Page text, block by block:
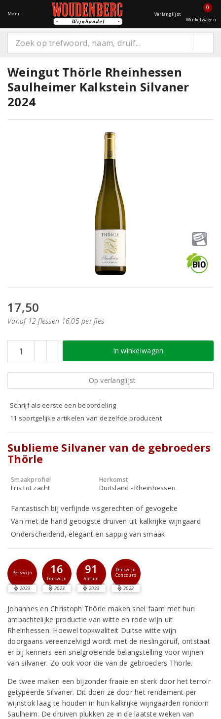
Menu Verlanglijst
0
Winkelwagen
Weingut Thörle Rheinhessen
Saulheimer Kalkstein Silvaner
2024
17,50
Vanaf 12 flessen 16,05 per fles
In winkelwagen
Op verlanglijst
Schrijf als eerste een beoordeling
11 soortgelijke artikelen van dezelfde producent
Sublieme Silvaner van de gebroeders
Thörle
Smaakprofiel
Fris tot zacht
Herkomst
Duitsland - Rheinhessen
Fantastisch bij verfijnde visgerechten of gevogelte
Van met de hand geoogste druiven uit kalkrijke wijngaard
Onderscheidend, elegant en sappig van smaak
Perswijn
2023
16
Perswijn
2023
91
Vinum
2023
Perswijn
Concours
2022
Johannes en Christoph Thörle maken snel faam met hun
ambachtelijke productie van witte en rode wijn uit
Rheinhessen. Hoewel topkwaliteit Duitse witte wijn
doorgaans vereenzelvigd wordt met de rieslingdruif, ontstaat
er bij kenners een snelgroeiende belangstelling voor wijnen
van silvaner. Zo ook voor die van de gebroeders Thörle.
De twee maken een bijzonder fraaie en sterk door het terroir
getypeerde Silvaner. Dit doen ze door het rendement per
wijnstok laag te houden in hun kalkrijke wijngaarden rondom
Saulheim. De druiven plukken ze in de laatste weken van